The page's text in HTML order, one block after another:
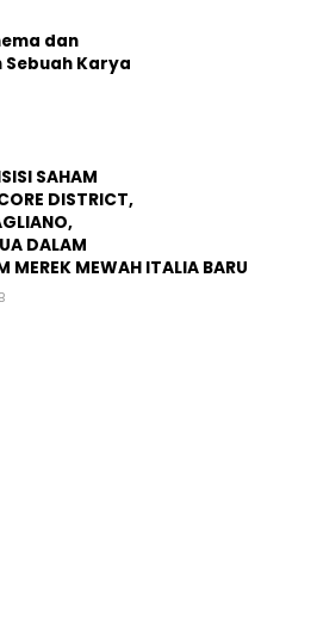
dan
Karya
SAHAM
DISTRICT,
DALAM
MEREK MEWAH ITALIA BARU